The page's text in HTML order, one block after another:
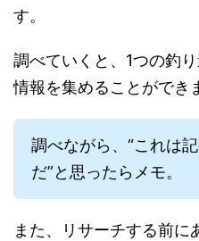
す。
調べていくと、1つの釣
情報を集めることができ
調べながら、“これは
だ”と思ったらメモ。
また、リサーチする前